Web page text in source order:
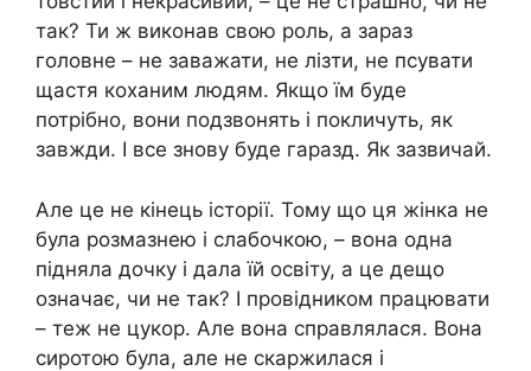
так? Ти ж виконав свою роль, а зараз
головне – не заважати, не лізти, не псувати
щастя коханим людям. Якщо їм буде
потрібно, вони подзвонять і покличуть, як
завжди. І все знову буде гаразд. Як зазвичай.
Але це не кінець історії. Тому що ця жінка не
була розмазнею і слабочкою, – вона одна
підняла дочку і дала їй освіту, а це дещо
означає, чи не так? І провідником працювати
– теж не цукор. Але вона справлялася. Вона
сиротою була, але не скаржилася і